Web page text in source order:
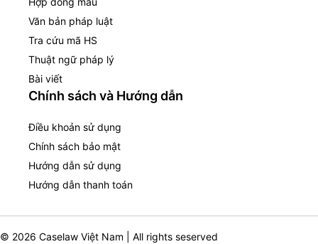
Văn bản pháp luật
Tra cứu mã HS
Thuật ngữ pháp lý
Bài viết
Chính sách và Hướng dẫn
Điều khoản sử dụng
Chính sách bảo mật
Hướng dẫn sử dụng
Hướng dẫn thanh toán
© 2026 Caselaw Việt Nam | All rights seserved